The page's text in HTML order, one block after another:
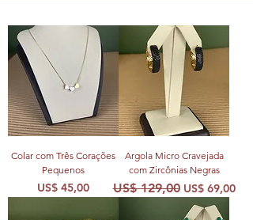
Colar com Três Corações
Pequenos
Preço
US$ 45,00
Argola Micro Cravejada
com Zircônias Negras
Preço normal
US$ 129,00 Preço
US$ 69,00